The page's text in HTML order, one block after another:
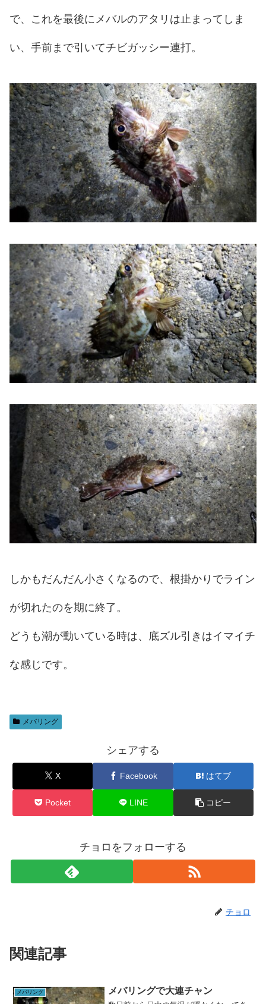
で、これを最後にメバルのアタリは止まってしま
い、手前まで引いてチビガッシー連打。
しかもだんだん小さくなるので、根掛かりでライン
が切れたのを期に終了。
どうも潮が動いている時は、底ズル引きはイマイチ
な感じです。
メバリング
シェアする
X Facebook はてブ
Pocket LINE コピー
チョロをフォローする
チョロ
関連記事
メバリング メバリングで大連チャン